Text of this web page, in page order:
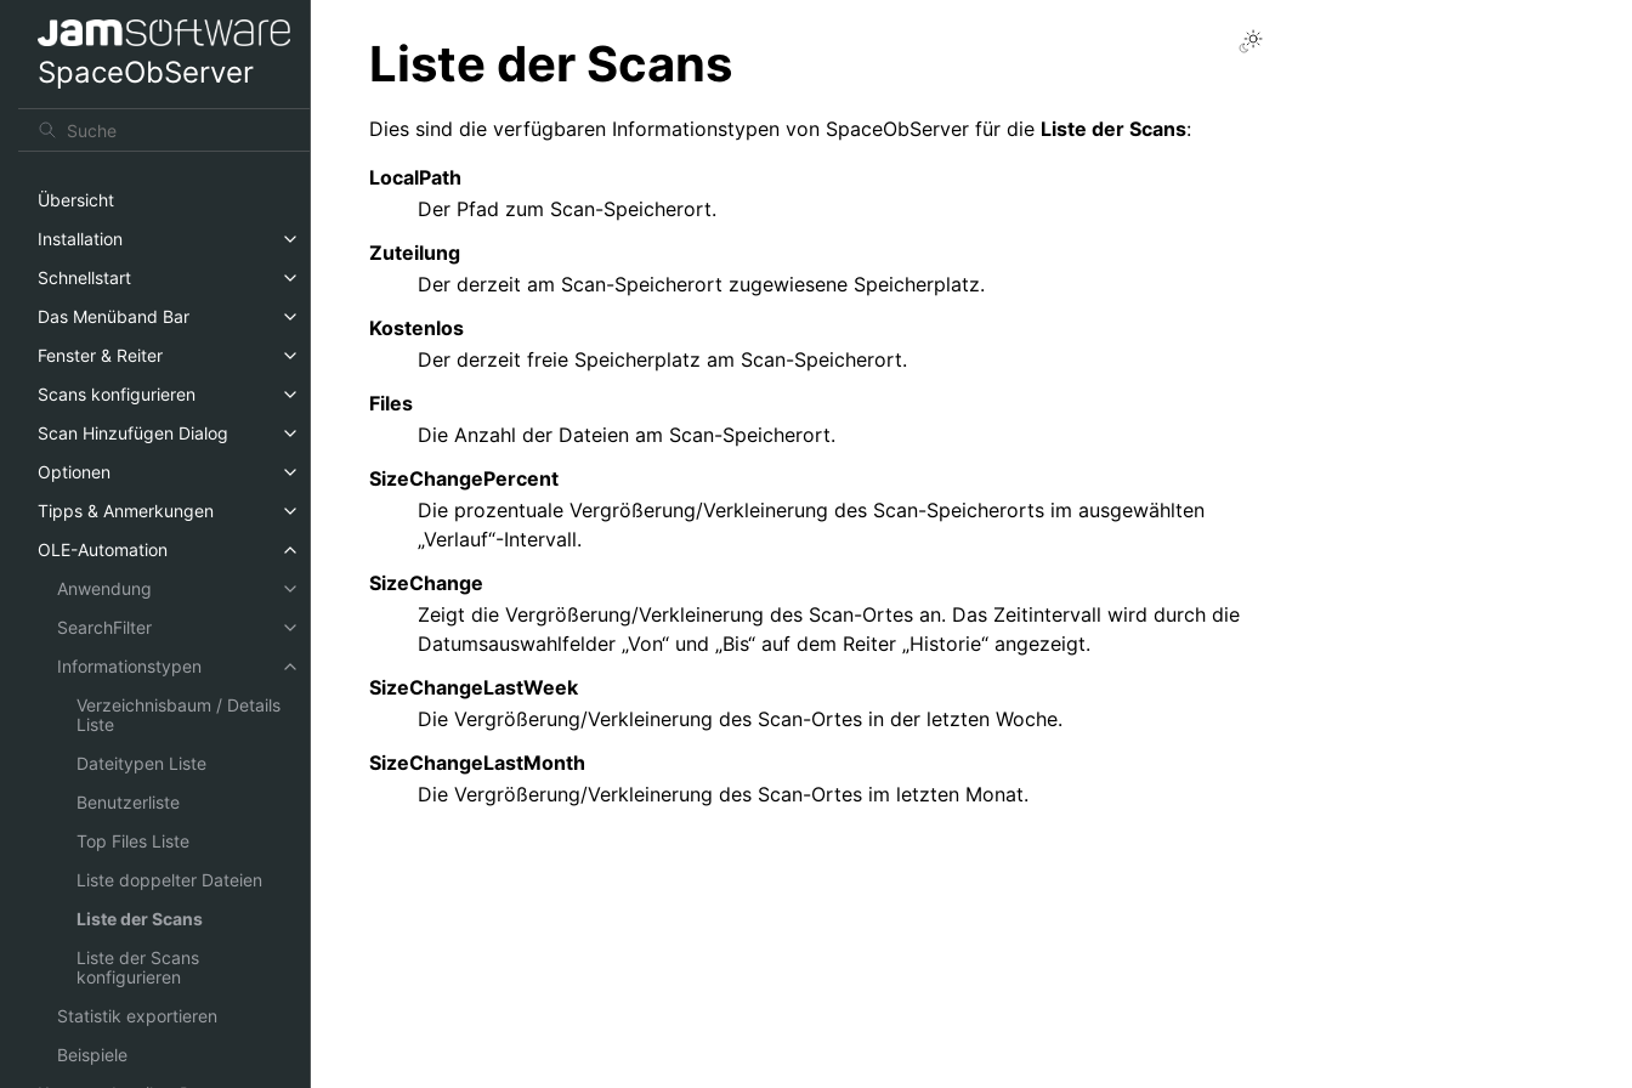
SpaceObServer
Übersicht
Installation
Schnellstart
Das Menüband Bar
Fenster & Reiter
Scans konfigurieren
Scan Hinzufügen Dialog
Optionen
Tipps & Anmerkungen
OLE-Automation
Anwendung
SearchFilter
Informationstypen
Verzeichnisbaum / Details
Liste
Dateitypen Liste
Benutzerliste
Top Files Liste
Liste doppelter Dateien
Liste der Scans
Liste der Scans
konfigurieren
Statistik exportieren
Beispiele
Liste der Scans
Dies sind die verfügbaren Informationstypen von SpaceObServer für die Liste der Scans:
LocalPath
Der Pfad zum Scan-Speicherort.
Zuteilung
Der derzeit am Scan-Speicherort zugewiesene Speicherplatz.
Kostenlos
Der derzeit freie Speicherplatz am Scan-Speicherort.
Files
Die Anzahl der Dateien am Scan-Speicherort.
SizeChangePercent
Die prozentuale Vergrößerung/Verkleinerung des Scan-Speicherorts im ausgewählten
„Verlauf“-Intervall.
SizeChange
Zeigt die Vergrößerung/Verkleinerung des Scan-Ortes an. Das Zeitintervall wird durch die
Datumsauswahlfelder „Von“ und „Bis“ auf dem Reiter „Historie“ angezeigt.
SizeChangeLastWeek
Die Vergrößerung/Verkleinerung des Scan-Ortes in der letzten Woche.
SizeChangeLastMonth
Die Vergrößerung/Verkleinerung des Scan-Ortes im letzten Monat.